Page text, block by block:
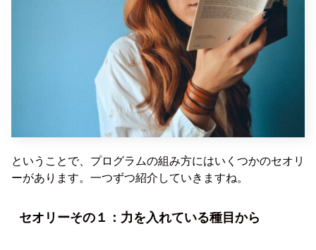
ということで、プログラムの組み方にはいくつかのセオリ
ーがあります。一つずつ紹介していきますね。
セオリーその１：力を入れている種目から